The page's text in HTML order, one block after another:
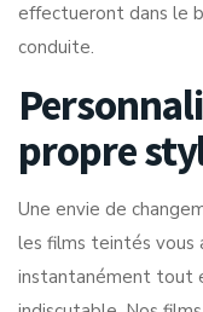
effectueront dans le
conduite.
propre
Une envie de
les films teintés vous
instantanément tout